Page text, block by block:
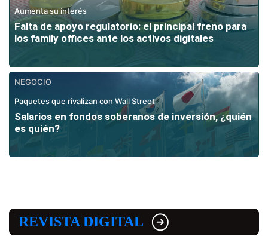
Aumenta su interés
Falta de apoyo regulatorio: el principal freno para
los family offices ante los activos digitales
NEGOCIO
Paquetes que rivalizan con Wall Street
Salarios en fondos soberanos de inversión, ¿quién
es quién?
REVISTA DIGITAL